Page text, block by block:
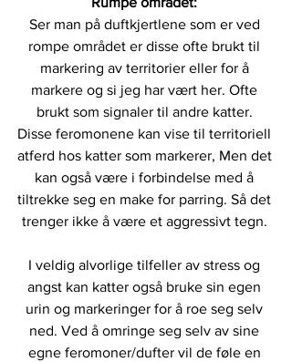
Ser man på duftkjertlene som er ved
rompe området er disse ofte brukt til
markering av territorier eller for å
markere og si jeg har vært her. Ofte
brukt som signaler til andre katter.
Disse feromonene kan vise til territoriell
atferd hos katter som markerer, Men det
kan også være i forbindelse med å
tiltrekke seg en make for parring. Så det
trenger ikke å være et aggressivt tegn.
I veldig alvorlige tilfeller av stress og
angst kan katter også bruke sin egen
urin og markeringer for å roe seg selv
ned. Ved å omringe seg selv av sine
egne feromoner/dufter vil de føle en